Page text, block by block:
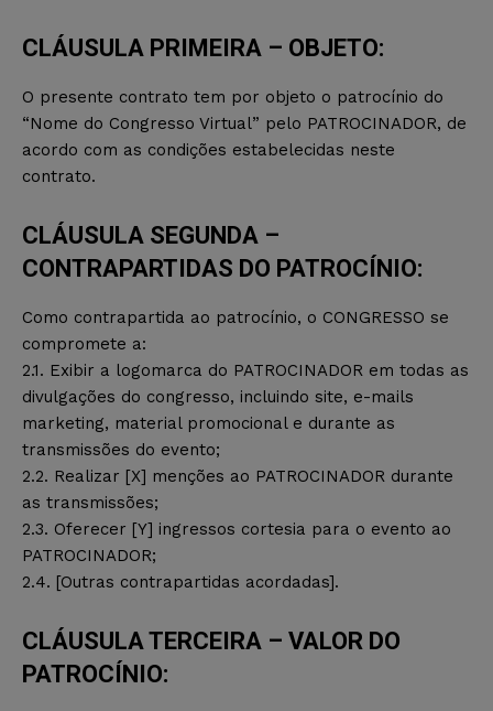
CLÁUSULA PRIMEIRA – OBJETO:
O presente contrato tem por objeto o patrocínio do
“Nome do Congresso Virtual” pelo PATROCINADOR, de
acordo com as condições estabelecidas neste
contrato.
CLÁUSULA SEGUNDA –
CONTRAPARTIDAS DO PATROCÍNIO:
Como contrapartida ao patrocínio, o CONGRESSO se
compromete a:
2.1. Exibir a logomarca do PATROCINADOR em todas as
divulgações do congresso, incluindo site, e-mails
marketing, material promocional e durante as
transmissões do evento;
2.2. Realizar [X] menções ao PATROCINADOR durante
as transmissões;
2.3. Oferecer [Y] ingressos cortesia para o evento ao
PATROCINADOR;
2.4. [Outras contrapartidas acordadas].
CLÁUSULA TERCEIRA – VALOR DO
PATROCÍNIO: